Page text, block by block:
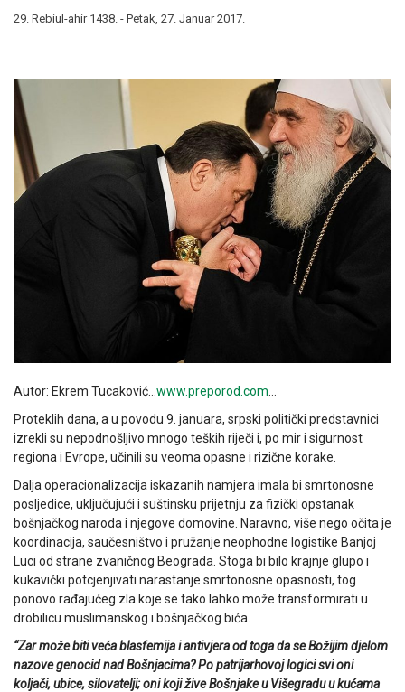
29. Rebiul-ahir 1438. - Petak, 27. Januar 2017.
Autor: Ekrem Tucaković… www.preporod.com
Proteklih dana, a u povodu 9. januara, srpski politički predstavnici
izrekli su nepodnošljivo mnogo teških riječi i, po mir i sigurnost
regiona i Evrope, učinili su veoma opasne i rizične korake.
Dalja operacionalizacija iskazanih namjera imala bi smrtonosne
posljedice, uključujući i suštinsku prijetnju za fizički opstanak
bošnjačkog naroda i njegove domovine. Naravno, više nego očita je
koordinacija, saučesništvo i pružanje neophodne logistike Banjoj
Luci od strane zvaničnog Beograda. Stoga bi bilo krajnje glupo i
kukavički potcjenjivati narastanje smrtonosne opasnosti, tog
ponovo rađajućeg zla koje se tako lahko može transformirati u
drobilicu muslimanskog i bošnjačkog bića.
“Zar može biti veća blasfemija i antivjera od toga da se Božijim djelom
nazove genocid nad Bošnjacima? Po patrijarhovoj logici svi oni
koljači, ubice, silovatelji; oni koji žive Bošnjake u Višegradu u kućama